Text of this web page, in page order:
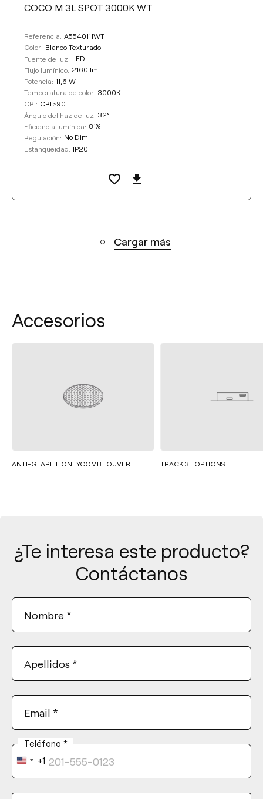
COCO M 3L SPOT 3000K WT
Referencia: A5540111WT
Color: Blanco Texturado
Fuente de luz: LED
Flujo lumínico: 2160 lm
Potencia: 11,6 W
Temperatura de color: 3000K
CRI: CRI>90
Ángulo del haz de luz: 32°
Eficiencia lumínica: 81%
Regulación: No Dim
Estanqueidad: IP20
Cargar más
Accesorios
ANTI-GLARE HONEYCOMB LOUVER TRACK 3L OPTIONS
¿Te interesa este producto?
Contáctanos
Nombre *
Apellidos *
Email *
Teléfono *
United
States
+1